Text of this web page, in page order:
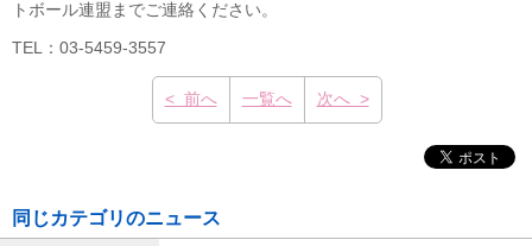
トボール連盟までご連絡ください。
TEL：03-5459-3557
< 前へ 一覧へ 次へ >
同じカテゴリのニュース